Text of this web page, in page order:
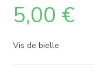
5,00 €
Vis de bielle